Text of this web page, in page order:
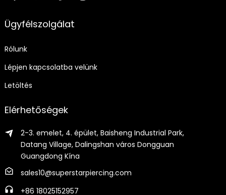
Ügyfélszolgálat
Rólunk
Lépjen kapcsolatba velünk
Letöltés
Elérhetőségek
2-3. emelet, 4. épület, Baisheng Industrial Park,
Datang Village, Dalingshan város Dongguan
Guangdong Kína
sales10@superstarpiercing.com
+86 18025152957